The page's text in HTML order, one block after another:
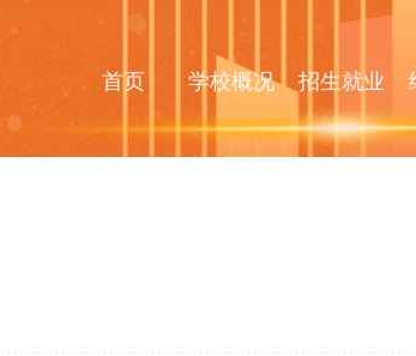
首页 学校概况 招生就业